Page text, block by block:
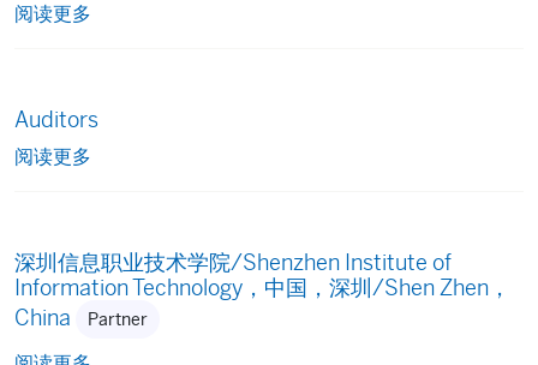
阅读更多
Auditors
阅读更多
深圳信息职业技术学院/Shenzhen Institute of
Information Technology，中国，深圳/Shen Zhen，
China
Partner